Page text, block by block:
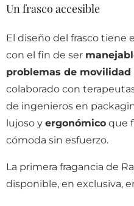
Un frasco accesible
El diseño del frasco tiene
con el fin de ser
problemas de movilidad
colaborado con
de ingenieros en
lujoso y ergonómico que
cómoda sin esfuerzo.
La primera fragancia de
disponible, en exclusiva,